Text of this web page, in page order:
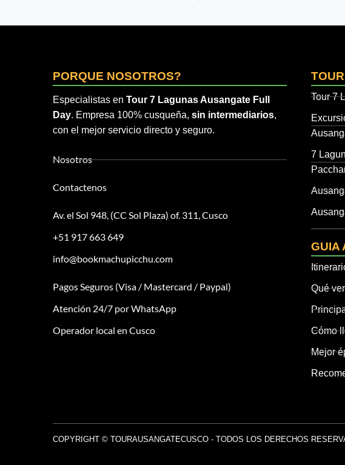
PORQUE NOSOTROS?
Especialistas en Tour 7 Lagunas Ausangate Full
Day. Empresa 100% cusqueña, sin intermediarios,
con el mejor servicio directo y seguro.
Nosotros
Contactenos
Av. el Sol 948, (CC Sol Plaza) of. 311, Cusco
+51 917 663 649
info@bookmachupicchu.com
Pagos Seguros (Visa / Mastercard / Paypal)
Atención 24/7 por WhatsApp
Operador local en Cusco
Tour 7
7
GUIA
Qué
Cómo
Mejor
COPYRIGHT © TOURAUSANGATECUSCO - TODOS LOS DERECHOS